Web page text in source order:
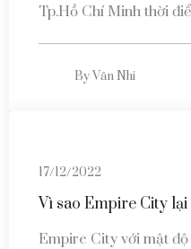
Tp.Hồ Chí Minh thời
ByVăn Nhi
17/12/2022
Vì sao Empire City
Empire City với mật